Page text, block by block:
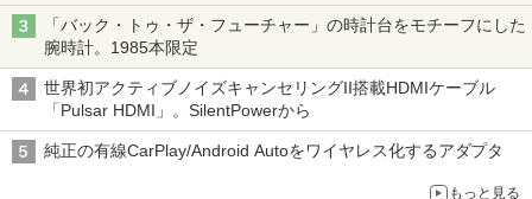
「バック・トゥ・ザ・フューチャー」の時計台をモチーフにした
腕時計。1985本限定
世界初アクティブノイズキャンセリングII搭載HDMIケーブル
「Pulsar HDMI」。SilentPowerから
純正の有線CarPlay/Android Autoをワイヤレス化するアダプタ
もっと見る